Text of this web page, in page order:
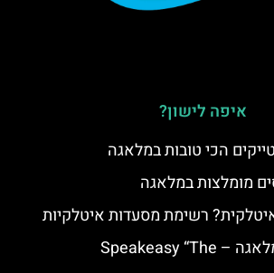
איפה לישון?
הכי טובות במלאגה
מומלצות במלאגה
רשימת מסעדות איטלקיות
בר קוקטיילים במלאגה – Speakeasy “The